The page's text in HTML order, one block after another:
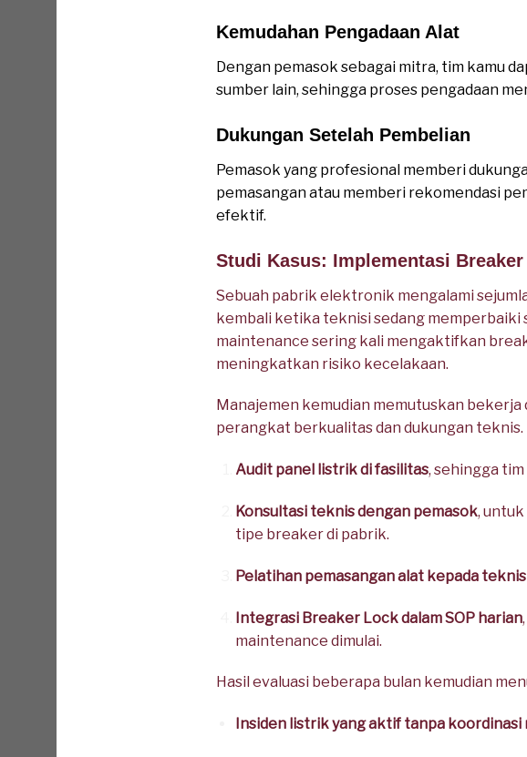
Kemudahan Pengadaan Alat
Dengan pemasok sebagai mitra, tim kamu
sumber lain, sehingga proses pengadaan
Dukungan Setelah Pembelian
Pemasok yang profesional memberi
pemasangan atau memberi rekomendasi
efektif.
Studi Kasus: Implementasi
Sebuah pabrik elektronik mengalami
kembali ketika teknisi sedang memperbaiki
maintenance sering kali mengaktifkan
meningkatkan risiko kecelakaan.
Manajemen kemudian memutuskan bekerja
perangkat berkualitas dan dukungan
Audit panel listrik di fasilitas, sehingga
Konsultasi teknis dengan pemasok,
tipe breaker di pabrik.
Pelatihan pemasangan alat kepada
Integrasi Breaker Lock dalam SOP harian
maintenance dimulai.
Hasil evaluasi beberapa bulan kemudian
Insiden listrik yang aktif tanpa koordinasi